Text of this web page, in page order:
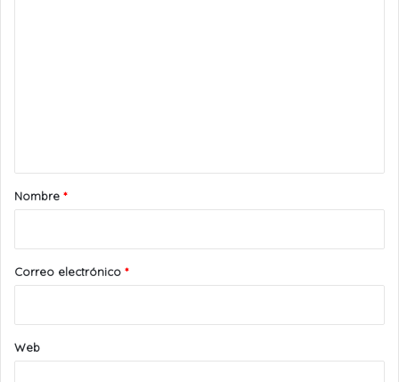
r
*
Nombre *
Correo electrónico *
Web